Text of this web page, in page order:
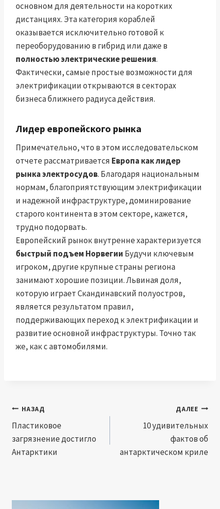
основном для деятельности на коротких
дистанциях. Эта категория кораблей
оказывается исключительно готовой к
переоборудованию в гибрид или даже в
полностью электрические решения.
Фактически, самые простые возможности для
электрификации открываются в секторах
бизнеса ближнего радиуса действия.
Лидер европейского рынка
Примечательно, что в этом исследовательском
отчете рассматривается Европа как лидер
рынка электросудов. Благодаря национальным
нормам, благоприятствующим электрификации
и надежной инфраструктуре, доминирование
старого континента в этом секторе, кажется,
трудно подорвать.
Европейский рынок внутренне характеризуется
быстрый подъем Норвегии Будучи ключевым
игроком, другие крупные страны региона
занимают хорошие позиции. Львиная доля,
которую играет Скандинавский полуостров,
является результатом правил,
поддерживающих переход к электрификации и
развитие основной инфраструктуры. Точно так
же, как с автомобилями.
Навигация
по
записям
НАЗАД
Пластиковое
загрязнение достигло
Антарктики
ДАЛЕЕ
10 удивительных
фактов об
антарктическом криле